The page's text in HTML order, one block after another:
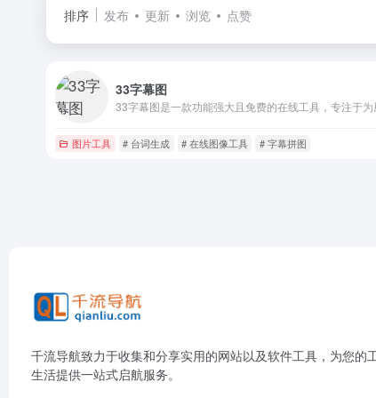
排序 发布 更新 浏览 点赞
33字幕图
图片工具 # 台词生成 # 在线图像工具 # 字幕拼图
千流导航致力于收集和分享实用的网站以及软件工具，为您的
生活提供一站式启航服务。